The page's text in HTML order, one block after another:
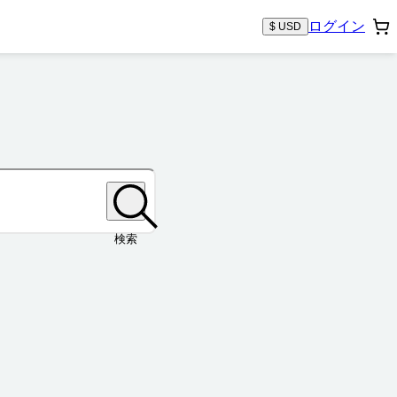
$ USD ログイン
検索